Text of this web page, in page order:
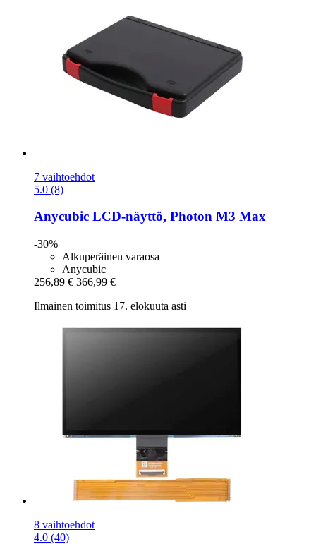
7 vaihtoehdot
5.0 (8)
Anycubic LCD-​näyttö, Photon M3 Max
-30%
Alkuperäinen varaosa
Anycubic
256,89 € 366,99 €
Ilmainen toimitus 17. elokuuta asti
8 vaihtoehdot
4.0 (40)